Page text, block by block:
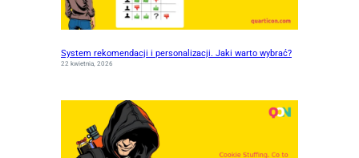
System rekomendacji i personalizacji. Jaki warto wybrać?
22 kwietnia, 2026